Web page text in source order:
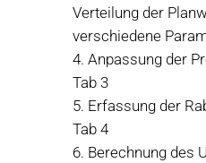
Verteilung der
verschiedene
Anpassung der
Tab 3
Erfassung der
Tab 4
Berechnung des